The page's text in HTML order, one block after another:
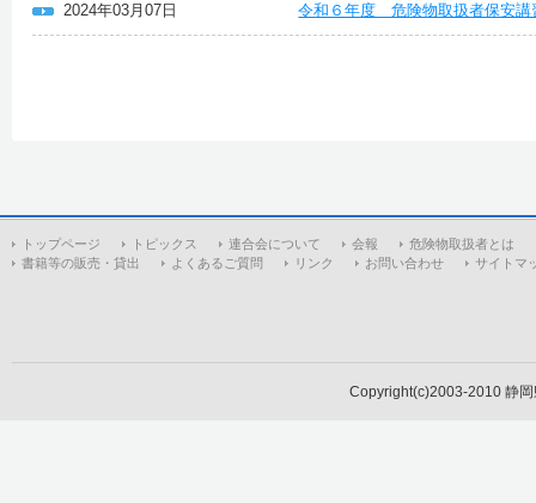
2024年03月07日 令和６年度 危険物取扱者保安講
トップページ トピックス 連合会について 会報
危険物取扱者とは
書籍等の販売・貸出
よくあるご質問 リンク お問い合わせ サイトマ
Copyright(c)2003-2010 静